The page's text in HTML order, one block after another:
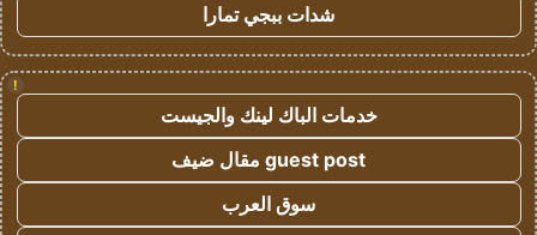
شدات ببجي تمارا
!
خدمات الباك لينك والجيست
guest post مقال ضيف
سوق العرب